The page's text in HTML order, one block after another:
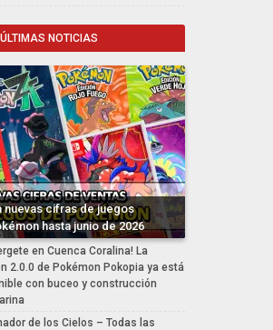
ÚLTIMAS NOTICIAS
nuevas cifras de juegos
hasta junio de 2026
en Cuenca Coralina! La
2.0.0 de Pokémon Pokopia ya está
con buceo y construcción
de los Cielos – Todas las